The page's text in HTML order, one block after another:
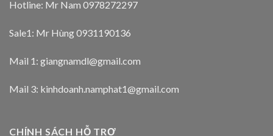
Hotline: Mr Nam 0978272297
Sale1: Mr Hùng 0931190136
Mail 1: giangnamdl@gmail.com
Mail 3: kinhdoanh.namphat1@gmail.com
CHÍNH SÁCH HỖ TRỢ